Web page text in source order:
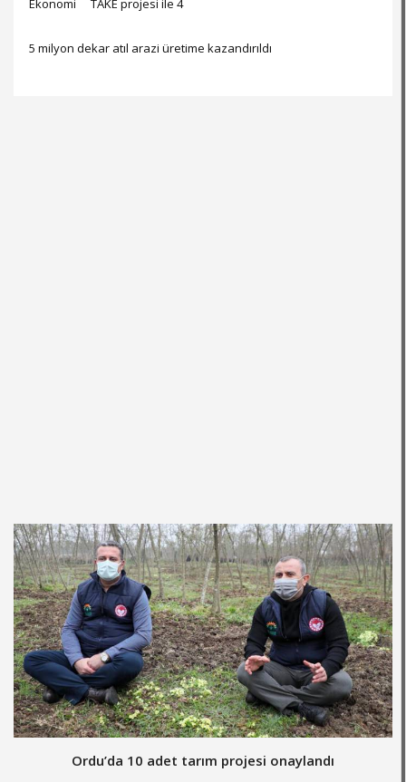
Ekonomi TAKE projesi ile 4
5 milyon dekar atıl arazi üretime kazandırıldı
Ordu’da 10 adet tarım projesi onaylandı